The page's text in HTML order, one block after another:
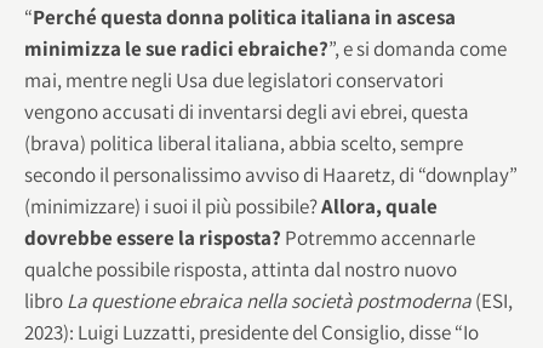
“Perché questa donna politica italiana in ascesa
minimizza le sue radici ebraiche?”, e si domanda come
mai, mentre negli Usa due legislatori conservatori
vengono accusati di inventarsi degli avi ebrei, questa
(brava) politica liberal italiana, abbia scelto, sempre
secondo il personalissimo avviso di Haaretz, di “downplay”
(minimizzare) i suoi il più possibile?Allora, quale
dovrebbe essere la risposta? Potremmo accennarle
qualche possibile risposta, attinta dal nostro nuovo
libroLa questione ebraica nella società postmoderna(ESI,
2023): Luigi Luzzatti, presidente del Consiglio, disse “Io